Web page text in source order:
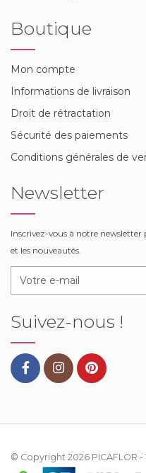
Boutique
Mon compte
Informations de livraison
Droit de rétractation
Sécurité des paiements
Conditions générales de
Newsletter
Inscrivez-vous à notre
et les nouveautés.
Suivez-nous !
© Copyright 2026 PICAFLOR -